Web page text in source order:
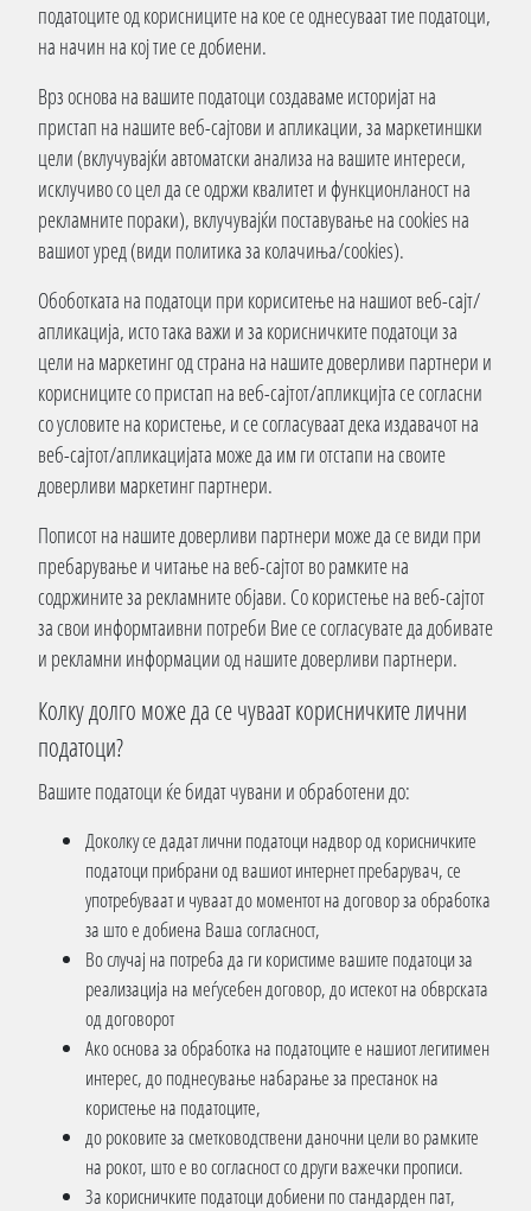
податоците од корисниците на кое се однесуваат тие податоци,
на начин на кој тие се добиени.
Врз основа на вашите податоци создаваме историјат на
пристап на нашите веб-сајтови и апликации, за маркетиншки
цели (вклучувајќи автоматски анализа на вашите интереси,
исклучиво со цел да се одржи квалитет и функционланост на
рекламните пораки), вклучувајќи поставување на cookies на
вашиот уред (види политика за колачиња/cookies).
Обоботката на податоци при кориситење на нашиот веб-сајт/
апликација, исто така важи и за корисничките податоци за
цели на маркетинг од страна на нашите доверливи партнери и
корисниците со пристап на веб-сајтот/апликцијта се согласни
со условите на користење, и се согласуваат дека издавачот на
веб-сајтот/апликацијата може да им ги отстапи на своите
доверливи маркетинг партнери.
Пописот на нашите доверливи партнери може да се види при
пребарување и читање на веб-сајтот во рамките на
содржините за рекламните објави. Со користење на веб-сајтот
за свои информтаивни потреби Вие се согласувате да добивате
и рекламни информации од нашите доверливи партнери.
Колку долго може да се чуваат корисничките лични
податоци?
Вашите податоци ќе бидат чувани и обработени до:
Доколку се дадат лични податоци надвор од корисничките
податоци прибрани од вашиот интернет пребарувач, се
употребуваат и чуваат до моментот на договор за обработка
за што е добиена Ваша согласност,
Во случај на потреба да ги користиме вашите податоци за
реализација на меѓусебен договор, до истекот на обврската
од договорот
Ако основа за обработка на податоците е нашиот легитимен
интерес, до поднесување набарање за престанок на
користење на податоците,
до роковите за сметководствени даночни цели во рамките
на рокот, што е во согласност со други важечки прописи.
За корисничките податоци добиени по стандарден пат,